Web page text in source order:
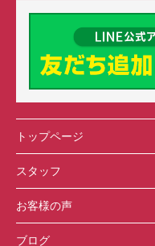
トップページ
スタッフ
お客様の声
ブログ